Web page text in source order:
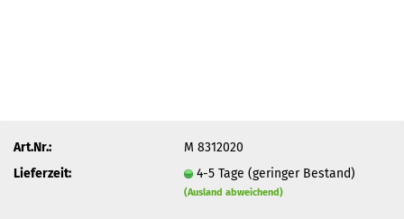
Art.Nr.:
M 8312020
Lieferzeit:
4-5 Tage (geringer Bestand)
(Ausland abweichend)